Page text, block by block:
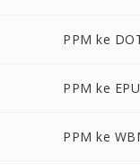
PPM ke
PPM ke
PPM ke